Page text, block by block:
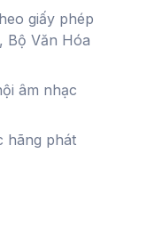
giấy phép
Bộ Văn Hóa
âm nhạc
hãng phát